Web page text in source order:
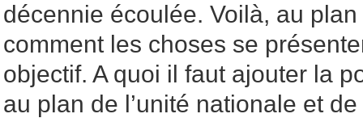
décennie écoulée. Voilà, au
comment les choses se
objectif. A quoi il faut ajouter la
au plan de l’unité nationale et